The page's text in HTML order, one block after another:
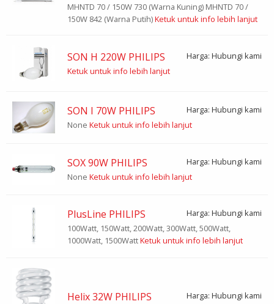
MHNTD 70 / 150W 730 (Warna Kuning) MHNTD 70 /
150W 842 (Warna Putih)Ketuk untuk info lebih lanjut
SON H 220W PHILIPS
Harga: Hubungi kami
Ketuk untuk info lebih lanjut
SON I 70W PHILIPS
Harga: Hubungi kami
None Ketuk untuk info lebih lanjut
SOX 90W PHILIPS
Harga: Hubungi kami
None Ketuk untuk info lebih lanjut
PlusLine PHILIPS
Harga: Hubungi kami
100Watt, 150Watt, 200Watt, 300Watt, 500Watt,
1000Watt, 1500WattKetuk untuk info lebih lanjut
Helix 32W PHILIPS
Harga: Hubungi kami